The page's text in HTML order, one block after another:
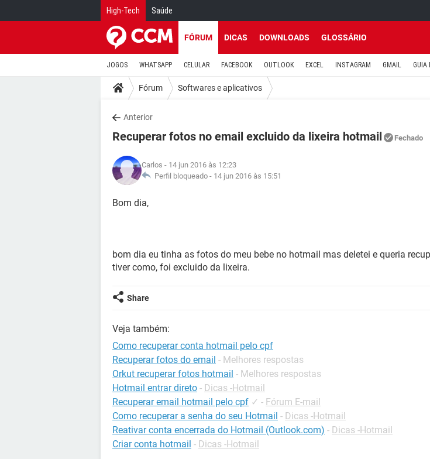
High-Tech Saúde
FÓRUM DICAS DOWNLOADS GLOSSÁRIO
JOGOS WHATSAPP CELULAR FACEBOOK OUTLOOK EXCEL INSTAGRAM GMAIL GUIA
Fórum Softwares e aplicativos
Anterior
Recuperar fotos no email excluido da lixeira hotmail Fechado
Carlos - 14 jun 2016 às 12:23
Perfil bloqueado - 14 jun 2016 às 15:51
Bom dia,
bom dia eu tinha as fotos do meu bebe no hotmail mas deletei e queria
tiver como, foi excluido da lixeira.
Share
Veja também:
Como recuperar conta hotmail pelo cpf
Recuperar fotos do email - Melhores respostas
Orkut recuperar fotos hotmail - Melhores respostas
Hotmail entrar direto - Dicas -Hotmail
Recuperar email hotmail pelo cpf ✓ - Fórum E-mail
Como recuperar a senha do seu Hotmail - Dicas -Hotmail
Reativar conta encerrada do Hotmail (Outlook.com) - Dicas -Hotmail
Criar conta hotmail - Dicas -Hotmail